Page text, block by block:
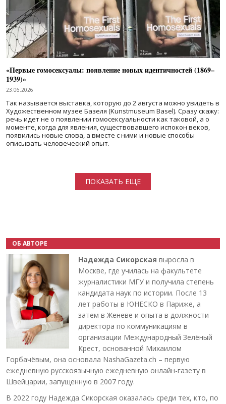
«Первые гомосексуалы: появление новых идентичностей (1869–
1939)»
23.06.2026
Так называется выставка, которую до 2 августа можно увидеть в
Художественном музее Базеля (Kunstmuseum Basel). Сразу скажу:
речь идет не о появлении гомосексуальности как таковой, а о
моменте, когда для явления, существовавшего испокон веков,
появились новые слова, а вместе с ними и новые способы
описывать человеческий опыт.
ПОКАЗАТЬ ЕЩЕ
ОБ АВТОРЕ
Надежда Сикорская выросла в
Москве, где училась на факультете
журналистики МГУ и получила степень
кандидата наук по истории. После 13
лет работы в ЮНЕСКО в Париже, а
затем в Женеве и опыта в должности
директора по коммуникациям в
организации Международный Зелёный
Крест, основанной Михаилом
Горбачёвым, она основала NashaGazeta.ch – первую
ежедневную русскоязычную ежедневную онлайн-газету в
Швейцарии, запущенную в 2007 году.
В 2022 году Надежда Сикорская оказалась среди тех, кто, по